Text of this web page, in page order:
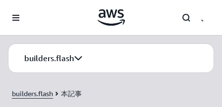
builders.flash
builders.flash 本記事